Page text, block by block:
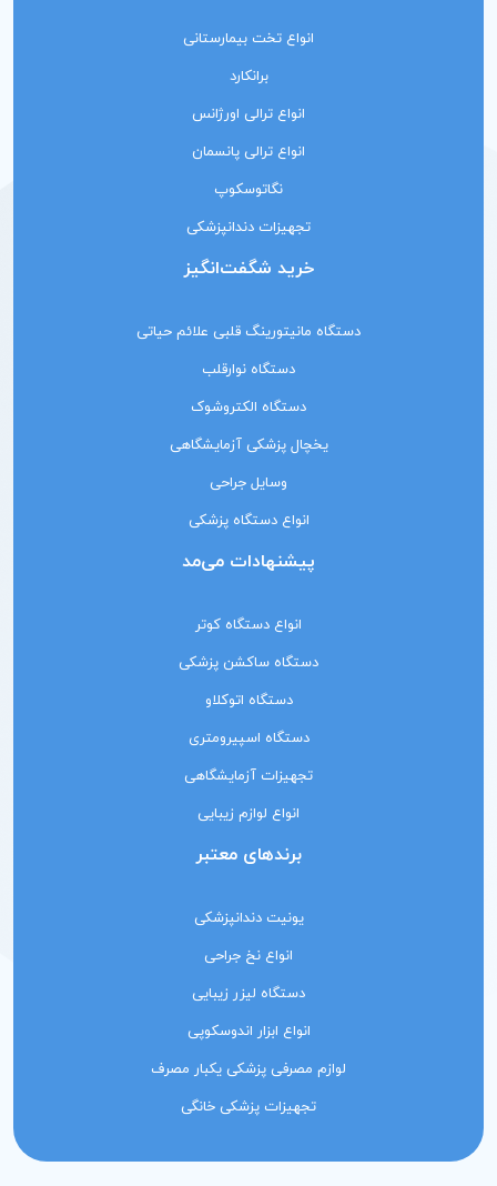
انواع تخت بیمارستانی
برانکارد
انواع ترالی اورژانس
انواع ترالی پانسمان
نگاتوسکوپ
تجهیزات دندانپزشکی
خرید شگفت‌انگیز
دستگاه مانیتورینگ‌ قلبی علائم حیاتی
دستگاه نوارقلب
دستگاه الکتروشوک
یخچال پزشکی آزمایشگاهی
وسایل جراحی
انواع دستگاه پزشکی
پیشنهادات می‌مد
انواع دستگاه کوتر
دستگاه ساکشن پزشکی
دستگاه اتوکلاو
دستگاه اسپیرومتری
تجهیزات آزمایشگاهی
انواع لوازم زیبایی
برندهای معتبر
یونیت دندانپزشکی
انواع نخ جراحی
دستگاه لیزر زیبایی
انواع ابزار اندوسکوپی
لوازم مصرفی پزشکی یکبار مصرف
تجهیزات پزشکی خانگی